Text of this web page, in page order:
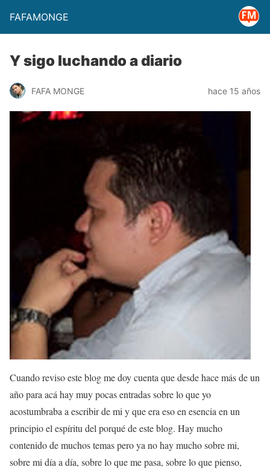
FAFAMONGE
Y sigo luchando a diario
FAFA MONGE hace 15 años
Cuando reviso este blog me doy cuenta que desde hace más de un
año para acá hay muy pocas entradas sobre lo que yo
acostumbraba a escribir de mi y que era eso en esencia en un
principio el espíritu del porqué de este blog. Hay mucho
contenido de muchos temas pero ya no hay mucho sobre mi,
sobre mi día a día, sobre lo que me pasa, sobre lo que pienso,